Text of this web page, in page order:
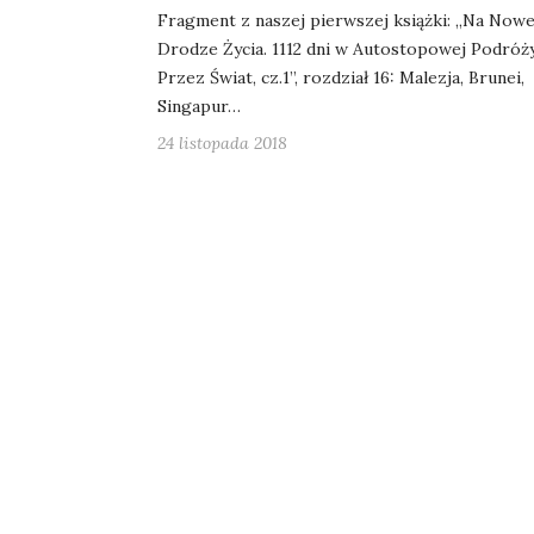
Fragment z naszej pierwszej książki: „Na
Drodze Życia. 1112 dni w Autostopowej
Przez Świat, cz.1”, rozdział 16: Malezja, Brunei,
Singapur…
24 listopada 2018